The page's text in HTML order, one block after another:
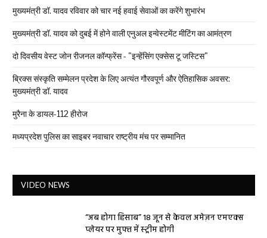
मुख्यमंत्री डॉ. यादव रविवार को चार नई हवाई सेवाओं का करेंगे शुभारंभ
मुख्यमंत्री डॉ. यादव को दुबई में होने वाली एनुअल इन्वेस्टमेंट मीटिंग का आमंत्रण
दो दिवसीय वेस्ट जोन रीजनल कॉन्फ्रेंस - "इन्हेंसिंग एक्सेस टू जस्टिस"
ब्रिक्स संस्कृति सम्मेलन प्रदेश के लिए अत्यंत गौरवपूर्ण और ऐतिहासिक अवसर:
मुख्यमंत्री डॉ. यादव
मुरैना के डायल-112 हीरोज
मध्यप्रदेश पुलिस का साइबर नवाचार राष्ट्रीय मंच पर सम्मानित
VIDEO NEWS
“अब होगा हिसाब” 18 जून से केवल अमेज़न एमएक्स
प्लेयर पर मुफ्त में स्ट्रीम होगी